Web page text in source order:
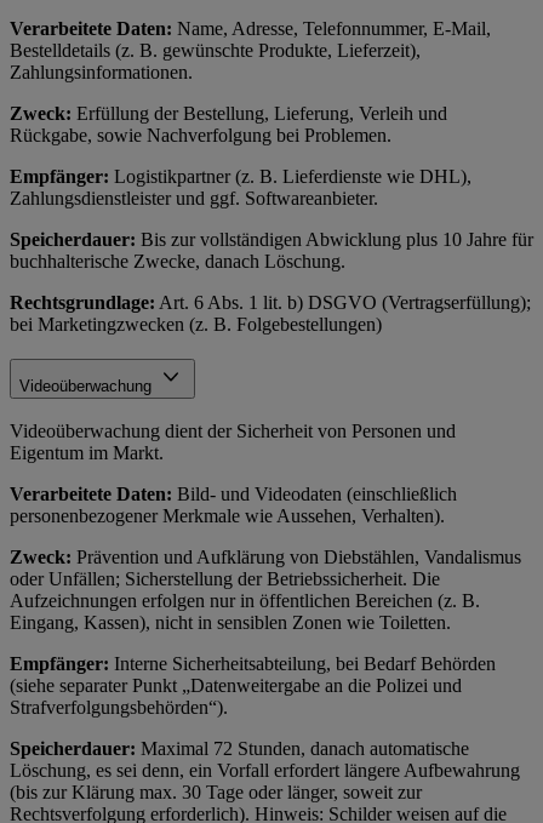
Verarbeitete Daten: Name, Adresse, Telefonnummer, E-Mail,
Bestelldetails (z. B. gewünschte Produkte, Lieferzeit),
Zahlungsinformationen.
Zweck: Erfüllung der Bestellung, Lieferung, Verleih und
Rückgabe, sowie Nachverfolgung bei Problemen.
Empfänger: Logistikpartner (z. B. Lieferdienste wie DHL),
Zahlungsdienstleister und ggf. Softwareanbieter.
Speicherdauer: Bis zur vollständigen Abwicklung plus 10 Jahre für
buchhalterische Zwecke, danach Löschung.
Rechtsgrundlage: Art. 6 Abs. 1 lit. b) DSGVO (Vertragserfüllung);
bei Marketingzwecken (z. B. Folgebestellungen)
Videoüberwachung
Videoüberwachung dient der Sicherheit von Personen und
Eigentum im Markt.
Verarbeitete Daten: Bild- und Videodaten (einschließlich
personenbezogener Merkmale wie Aussehen, Verhalten).
Zweck: Prävention und Aufklärung von Diebstählen, Vandalismus
oder Unfällen; Sicherstellung der Betriebssicherheit. Die
Aufzeichnungen erfolgen nur in öffentlichen Bereichen (z. B.
Eingang, Kassen), nicht in sensiblen Zonen wie Toiletten.
Empfänger: Interne Sicherheitsabteilung, bei Bedarf Behörden
(siehe separater Punkt „Datenweitergabe an die Polizei und
Strafverfolgungsbehörden“).
Speicherdauer: Maximal 72 Stunden, danach automatische
Löschung, es sei denn, ein Vorfall erfordert längere Aufbewahrung
(bis zur Klärung max. 30 Tage oder länger, soweit zur
Rechtsverfolgung erforderlich). Hinweis: Schilder weisen auf die